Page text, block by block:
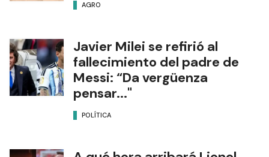
AGRO
Javier Milei se refirió al
fallecimiento del padre de
Messi: “Da vergüenza
pensar..."
POLÍTICA